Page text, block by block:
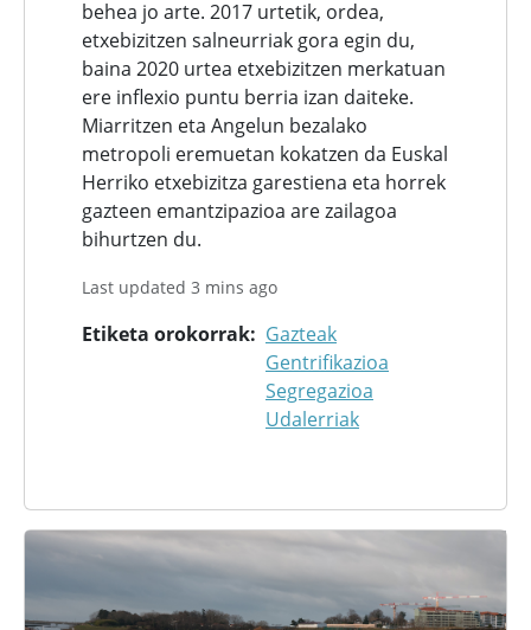
behea jo arte. 2017 urtetik, ordea,
etxebizitzen salneurriak gora egin du,
baina 2020 urtea etxebizitzen merkatuan
ere inflexio puntu berria izan daiteke.
Miarritzen eta Angelun bezalako
metropoli eremuetan kokatzen da Euskal
Herriko etxebizitza garestiena eta horrek
gazteen emantzipazioa are zailagoa
bihurtzen du.
Last updated 3 mins ago
Etiketa orokorrak
Gazteak
Gentrifikazioa
Segregazioa
Udalerriak